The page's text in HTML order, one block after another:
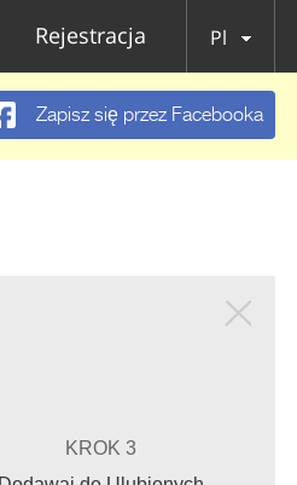
Rejestracja Pl
Zapisz się przez Facebooka
KROK 3